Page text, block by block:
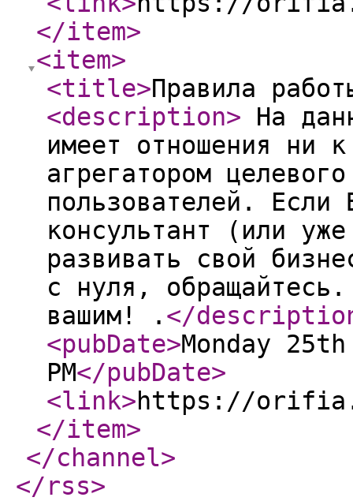
</item>
<item>
<title>Правила
<description> На
имеет отношения ни
агрегатором
пользователей. Если
консультант (или
развивать свой
с нуля,
вашим! . </
<pubDate>Monday
PM</pubDate>
<link>https://
</item>
</channel>
</rss>